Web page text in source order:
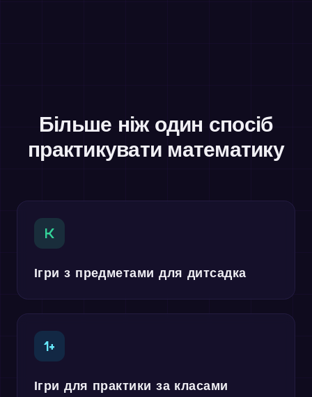
Більше ніж один спосіб
практикувати математику
K
Ігри з предметами для дитсадка
1+
Ігри для практики за класами